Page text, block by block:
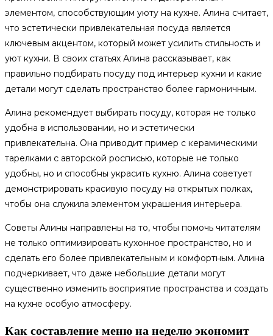
элементом, способствующим уюту на кухне. Алина считает,
что эстетически привлекательная посуда является
ключевым акцентом, который может усилить стильность и
уют кухни. В своих статьях Алина рассказывает, как
правильно подбирать посуду под интерьер кухни и какие
детали могут сделать пространство более гармоничным.
Алина рекомендует выбирать посуду, которая не только
удобна в использовании, но и эстетически
привлекательна. Она приводит пример с керамическими
тарелками с авторской росписью, которые не только
удобны, но и способны украсить кухню. Алина советует
демонстрировать красивую посуду на открытых полках,
чтобы она служила элементом украшения интерьера.
Советы Алины направлены на то, чтобы помочь читателям
не только оптимизировать кухонное пространство, но и
сделать его более привлекательным и комфортным. Алина
подчеркивает, что даже небольшие детали могут
существенно изменить восприятие пространства и создать
на кухне особую атмосферу.
Как составление меню на неделю экономит